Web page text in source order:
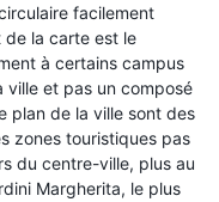
facilement
de la carte est le
à certains campus
et pas un composé
plan de la ville sont des
zones touristiques pas
du centre-ville, plus au
Margherita, le plus